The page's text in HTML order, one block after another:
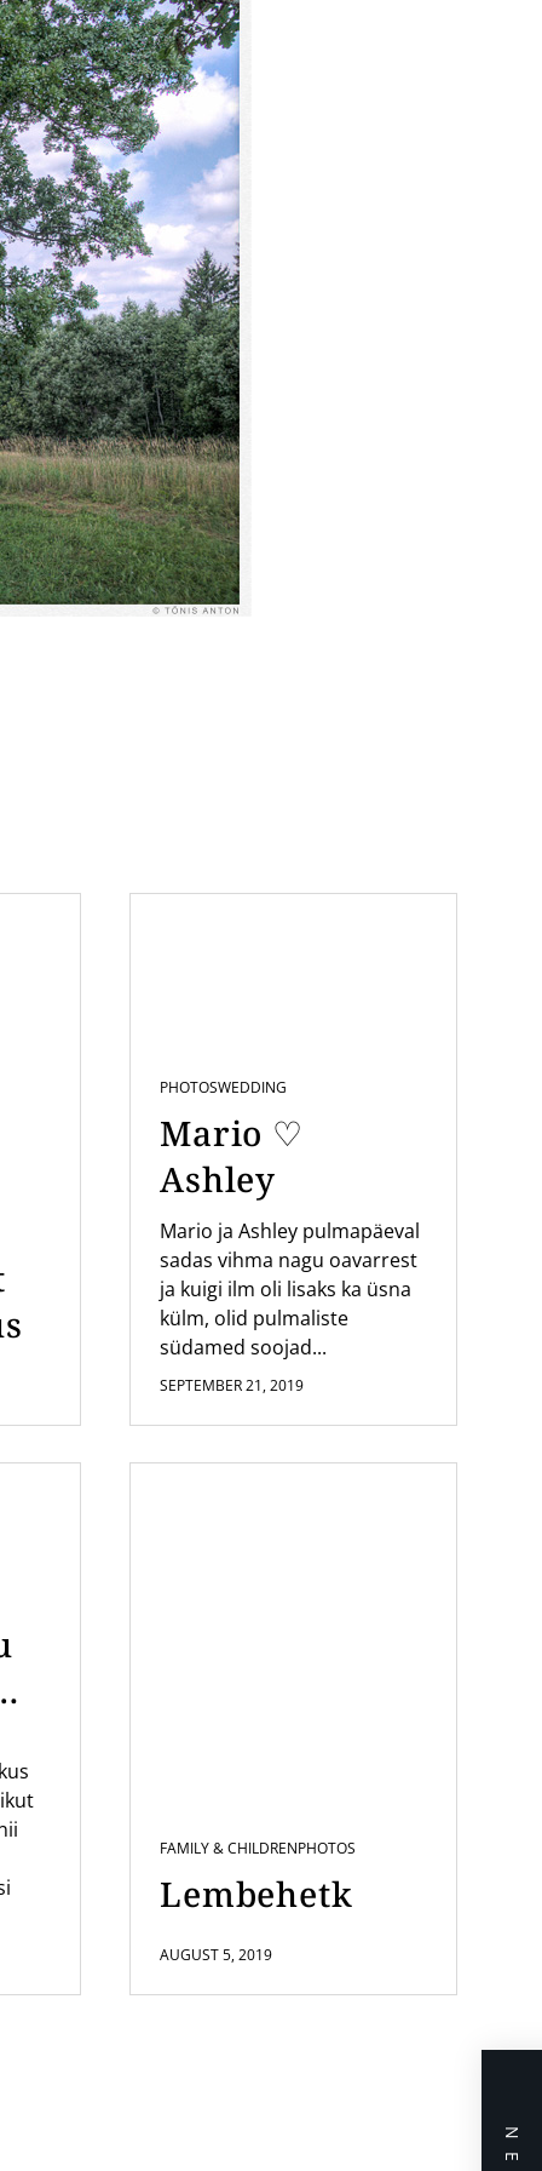
PHOTOSWEDDING
Mario ♡
Ashley
Mario ja Ashley pulmapäeval
sadas vihma nagu oavarrest
ja kuigi ilm oli lisaks ka üsna
külm, olid pulmaliste
südamed soojad...
SEPTEMBER 21, 2019
FAMILY & CHILDRENPHOTOS
Lembehetk
AUGUST 5, 2019